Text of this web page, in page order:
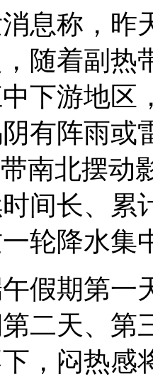
息称，昨
随着副热
下游地区
有阵雨
南北摆动
间长、累
轮降水集
假期第一
二天、第
，闷热感